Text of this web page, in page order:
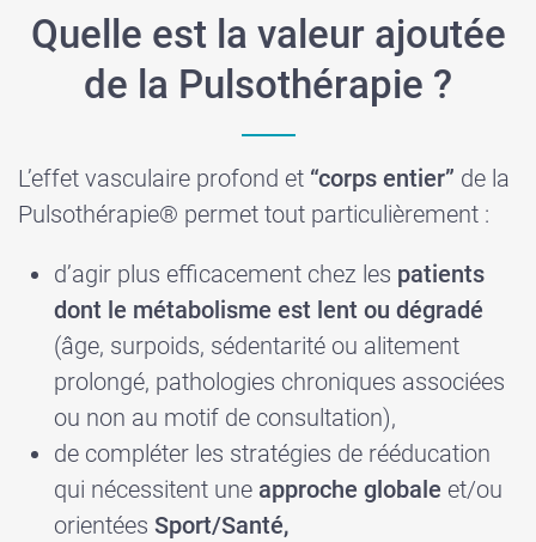
Quelle est la valeur ajoutée
de la Pulsothérapie ?
L’effet vasculaire profond et “corps entier” de la
Pulsothérapie® permet tout particulièrement :
d’agir plus efficacement chez les patients
dont le métabolisme est lent ou dégradé
(âge, surpoids, sédentarité ou alitement
prolongé, pathologies chroniques associées
ou non au motif de consultation),
de compléter les stratégies de rééducation
qui nécessitent une approche globale et/ou
orientées Sport/Santé,